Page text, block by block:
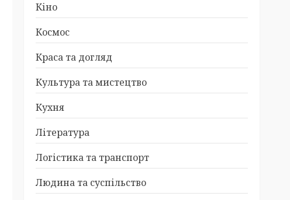
Кіно
Космос
Краса та догляд
Культура та мистецтво
Кухня
Література
Логістика та транспорт
Людина та суспільство